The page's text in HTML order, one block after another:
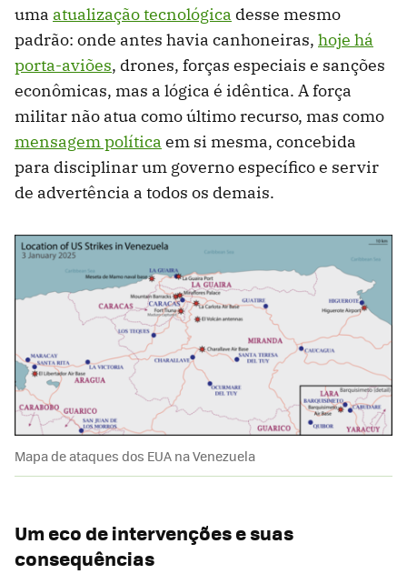
uma atualização tecnológica desse mesmo
padrão: onde antes havia canhoneiras, hoje há
porta-aviões, drones, forças especiais e sanções
econômicas, mas a lógica é idêntica. A força
militar não atua como último recurso, mas como
mensagem política em si mesma, concebida
para disciplinar um governo específico e servir
de advertência a todos os demais.
Mapa de ataques dos EUA na Venezuela
Um eco de intervenções e suas
consequências